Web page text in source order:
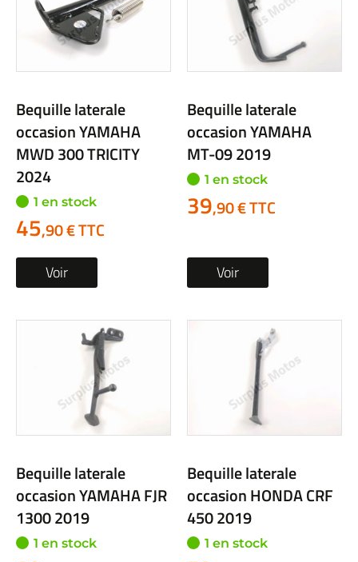
Bequille laterale
occasion YAMAHA
MWD 300 TRICITY
2024
1 en stock
45,90 € TTC
Voir
Bequille laterale
occasion YAMAHA
MT-09 2019
1 en stock
39,90 € TTC
Voir
Bequille laterale
occasion YAMAHA FJR
1300 2019
1 en stock
Bequille laterale
occasion HONDA CRF
450 2019
1 en stock